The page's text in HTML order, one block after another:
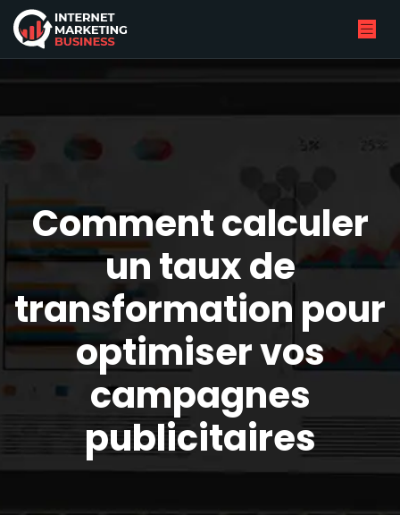
Comment calculer
un taux de
transformation pour
optimiser vos
campagnes
publicitaires